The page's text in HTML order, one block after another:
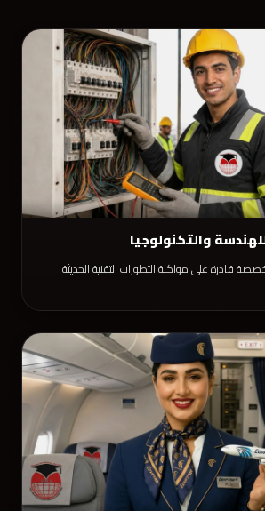
والتكنولوجيا
قادرة على مواكبة التطورات التقنية الحديثة